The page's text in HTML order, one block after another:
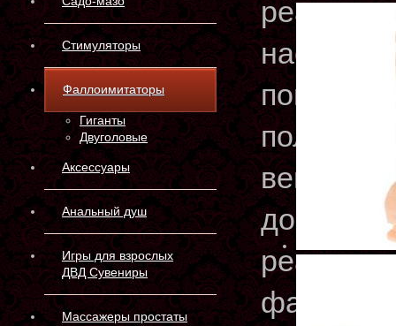
Стимуляторы
Фаллоимитаторы
Гиганты
Двуголовые
Аксессуары
Анальный душ
Игры для взрослых
ДВД Сувениры
Массажеры простаты
вены и